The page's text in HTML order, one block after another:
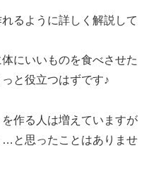
るように詳しく解説して
にいいものを食べさせた
と役立つはずです♪
作る人は増えていますが
…と思ったことはありませ